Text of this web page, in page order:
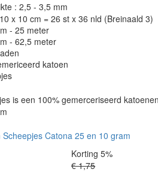
: 2,5 - 3,5 mm
x 10 cm = 26 st x 36 nld (Breinaald 3)
- 25 meter
- 62,5 meter
katoen
is een 100% gemerceriseerd
Catona 25 en 10 gram
Korting 5%
€ 1,75